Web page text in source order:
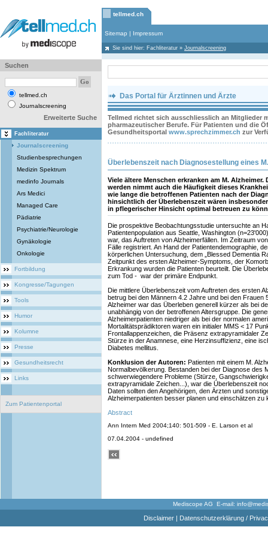
tellmed.ch
Sitemap | Impressum
Sie sind hier: Fachliteratur » Journalscreening
Suchen
tellmed.ch
Journalscreening
Erweiterte Suche
Fachliteratur
Journalscreening
Studienbesprechungen
Medizin Spektrum
medinfo Journals
Ars Medici
Managed Care
Pädiatrie
Psychiatrie/Neurologie
Gynäkologie
Onkologie
Fortbildung
Kongresse/Tagungen
Tools
Humor
Kolumne
Presse
Gesundheitsrecht
Links
Zum Patientenportal
Das Portal für Ärztinnen und Ärzte
Tellmed richtet sich ausschliesslich an Mitglieder
pharmazeutischer Berufe. Für Patienten und die
Gesundheitsportal www.sprechzimmer.ch zur
Überlebenszeit nach Diagnosestellung eines
Viele ältere Menschen erkranken am M. Alzheimer.
werden nimmt auch die Häufigkeit dieses
wie lange die betroffenen Patienten nach der
hinsichtlich der Überlebenszeit wären
in pflegerischer Hinsicht optimal betreuen zu
Die prospektive Beobachtungsstudie untersuchte an
Patientenpopulation aus Seattle, Washington
war, das Auftreten von Alzheimerfällen. Im Zeitraum
Fälle registriert. An Hand der Patientendemographie,
körperlichen Untersuchung, dem „Blessed Dementia
Zeitpunkt des ersten Alzheimer-Symptoms, der
Erkrankung wurden die Patienten beurteilt. Die
zum Tod - war der primäre Endpunkt.
Die mittlere Überlebenszeit vom Auftreten des ersten
betrug bei den Männern 4.2 Jahre und bei den Frauen
Alzheimer war das Überleben generell kürzer als bei
unabhängig von der betroffenen Altersgruppe. Die
Alzheimerpatienten niedriger als bei der normalen
Mortalitätsprädiktoren waren ein initialer MMS < 17
Frontallappenzeichen, die Präsenz extrapyramidaler
Stürze in der Anamnese, eine Herzinsuffizienz, eine
Diabetes mellitus.
Konklusion der Autoren: Patienten mit einem M.
Normalbevölkerung. Bestanden bei der Diagnose des
schwerwiegendere Probleme (Stürze,
extrapyramidale Zeichen...), war die Überlebenszeit
Daten sollten den Angehörigen, den Ärzten und
Alzheimerpatienten besser planen und einschätzen zu
Abstract
Ann Intern Med 2004;140: 501-509 - E. Larson et al
07.04.2004 - undefined
Mediscope AG E-mail:
Disclaimer| Datenschutzerklärung /